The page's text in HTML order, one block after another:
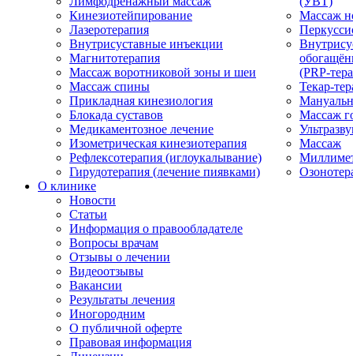
Кинезиотейпирование
Лазеротерапия
Внутрисуставные инъекции
Магнитотерапия
Массаж воротниковой зоны и шеи
Массаж спины
Прикладная кинезиология
Блокада суставов
Медикаментозное лечение
Изометрическая кинезиотерапия
Рефлексотерапия (иглоукалывание)
Гирудотерапия (лечение пиявками)
Массаж
(PRP-
Текар-
Массаж
Массаж
О клинике
Новости
Статьи
Информация о правообладателе
Вопросы врачам
Отзывы о лечении
Видеоотзывы
Вакансии
Результаты лечения
Иногородним
О публичной оферте
Правовая информация